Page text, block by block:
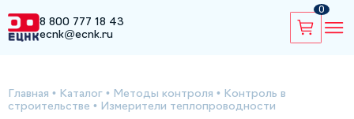
8 800 777 18 43
ecnk@ecnk.ru
0
Главная • Каталог • Методы контроля • Контроль в
строительстве • Измерители теплопроводности